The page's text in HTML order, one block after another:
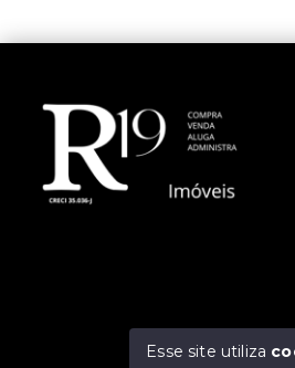
Esse site utiliza